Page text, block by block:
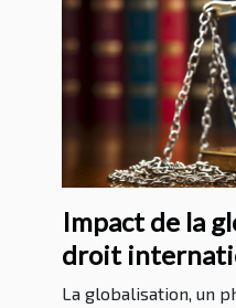
Impact de la
droit
La globalisation, un